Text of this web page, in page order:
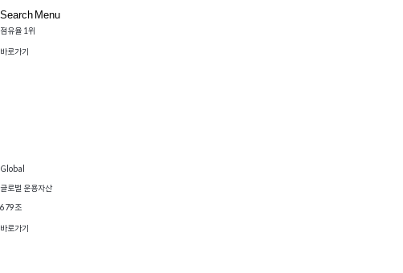
Search Menu
국내 연금펀드
점유율 1위
바로가기
Global
글로벌 운용자산
679조
바로가기